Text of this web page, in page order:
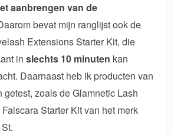
aanbrengen van de
bevat mijn ranglijst ook de
Extensions Starter Kit, die
inslechts 10 minuten kan
Daarnaast heb ik producten van
getest, zoals de Glamnetic Lash
Starter Kit van het merk